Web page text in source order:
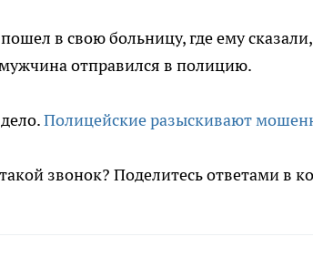
в свою больницу, где ему
отправился в полицию.
Полицейские разыскивают
звонок? Поделитесь ответами в